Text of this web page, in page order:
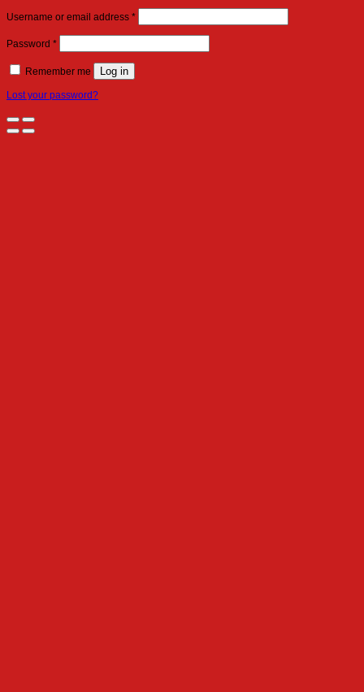
Username or email address *Required
Password *Required
Remember me Log in
Lost your password?